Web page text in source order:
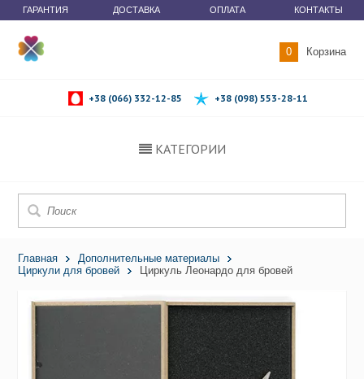
ГАРАНТИЯ ДОСТАВКА ОПЛАТА КОНТАКТЫ
0 Корзина
+38 (066) 332-12-85 +38 (098) 553-28-11
КАТЕГОРИИ
Главная
Дополнительные материалы
Циркули для бровей
Циркуль Леонардо для бровей